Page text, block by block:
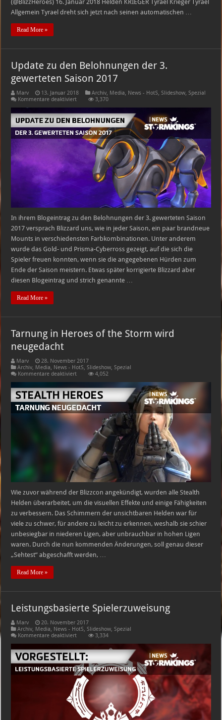
(@BlizzHeroes) 16. Januar 2018 Helden KRIEGER Tyrael Krieger Tyrael
Allgemein Tyrael dreht sich jetzt nach seinen automatischen …
Read More »
Update zu den Belohnungen der 3.
gewerteten Saison 2017
Marv 13. Januar 2018 Archiv, Media, News - HotS,Slideshow,Spezial
Kommentare deaktiviertfür
zu
den
Belohnungen
der
3.
gewerteten
3,370
In ihrem Blogeintrag zu den Belohnungen der 3. gewerteten Saison
2017 versprach Blizzard uns, wie in jeder Saison, ein paar brandneue
Mounts in verschiedensten Farbkombinationen. Unter anderem
wurde das Gold- und Prisma-Cyberross gezeigt, auf die sich die
Spieler freuen konnten, wenn sie die angegebenen Hürden zum
Ende der Saison meistern. Etwas später korrigierte Blizzard aber
diesen Blogeintrag und strich genannte …
Read More »
Tarnung in Heroes of the Storm wird
neugedacht
Marv
28. November 2017
Archiv, Media, News - HotS,Slideshow,Spezial
Kommentare deaktiviertfür
in
Heroes
of
the
Storm
wird
neugedacht
4,052
Wie zuvor während der Blizzcon angekündigt, wurden alle Stealth
Helden überarbeitet, um die visuellen Effekte und einige Fähigkeiten
zu verbessern. Das Schimmern der unsichtbaren Helden war für
viele zu schwer, für andere zu leicht zu erkennen, weshalb sie schier
unbesiegbar in niederen Ligen, aber unbrauchbar in hohen Ligen
waren. Durch die nun kommenden Änderungen, soll genau dieser
„Sehtest“ abgeschafft werden, …
Read More »
Leistungsbasierte Spielerzuweisung
Marv
20. November 2017
Archiv, Media, News - HotS,Slideshow,Spezial
Kommentare deaktiviertfür
Spielerzuweisung
3,334